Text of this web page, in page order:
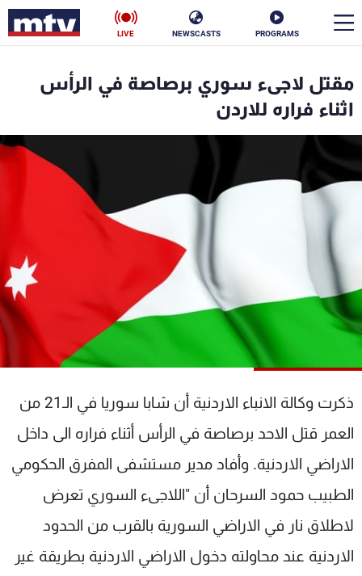
PROGRAMS
NEWSCASTS
LIVE
مقتل لاجىء سوري برصاصة في الرأس
اثناء فراره للاردن
ذكرت وكالة الانباء الاردنية أن شابا سوريا في الـ21 من
العمر قتل الاحد برصاصة في الرأس أثناء فراره الى داخل
الاراضي الاردنية. وأفاد مدير مستشفى المفرق الحكومي
الطبيب حمود السرحان أن "اللاجىء السوري تعرض
لاطلاق نار في الاراضي السورية بالقرب من الحدود
الاردنية عند محاولته دخول الاراضي الاردنية بطريقة غير
الأخبار
إقتصاد
منوعات
كأس العالم
البرامج
الترددات
الإنـتـاج
لاعلاناتكم
تواصل معنا
شروط الإسـتخدام
سياسة الخصوصية